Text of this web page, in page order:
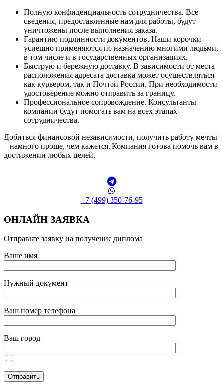
Полную конфиденциальность сотрудничества. Все
сведения, предоставленные нам для работы, будут
уничтожены после выполнения заказа.
Гарантию подлинности документов. Наши корочки
успешно применяются по назначению многими людьми,
в том числе и в государственных организациях.
Быструю и бережную доставку. В зависимости от места
расположения адресата доставка может осуществляться
как курьером, так и Почтой России. При необходимости
удостоверение можно отправить за границу.
Профессиональное сопровождение. Консультанты
компании будут помогать вам на всех этапах
сотрудничества.
Добиться финансовой независимости, получить работу мечты
– намного проще, чем кажется. Компания готова помочь вам в
достижении любых целей.
+7 (499) 350-76-95
ОНЛАЙН ЗАЯВКА
Отправьте заявку на получение диплома
Ваше имя
Нужный документ
Ваш номер телефона
Ваш город